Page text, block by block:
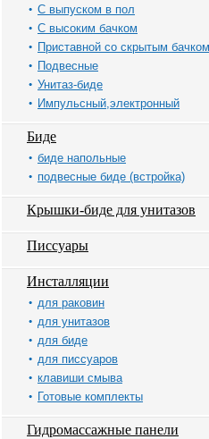
С выпуском в пол
С высоким бачком
Приставной со скрытым бачком
Подвесные
Унитаз-биде
Импульсный,электронный
Биде
биде напольные
подвесные биде (встройка)
Крышки-биде для унитазов
Писсуары
Инсталляции
для раковин
для унитазов
для биде
для писсуаров
клавиши смыва
Готовые комплекты
Гидромассажные панели